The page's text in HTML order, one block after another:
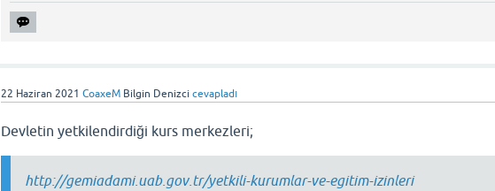
22 Haziran 2021 CoaxeM Bilgin Denizci cevapladı
Devletin yetkilendirdiği kurs merkezleri;
http://gemiadami.uab.gov.tr/yetkili-kurumlar-ve-egitim-izinleri